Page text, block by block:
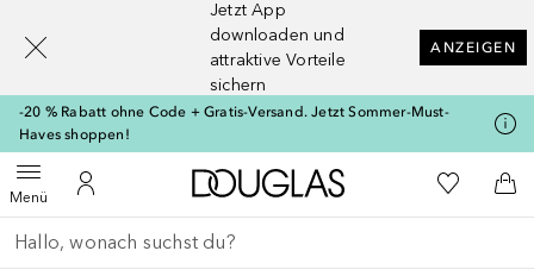
Jetzt App
downloaden und
attraktive Vorteile
sichern
ANZEIGEN
-20 % Rabatt ohne Code + Gratis-Versand. Jetzt Sommer-Must-
Haves shoppen!
MenüMenü öffnenZu Meinem Kundenkonto
Zur Douglas Startseite
Zu Meiner
Gehe zurück
Suche ausführen
[navigation.slideout.screenreader]